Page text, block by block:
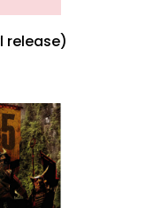
release)